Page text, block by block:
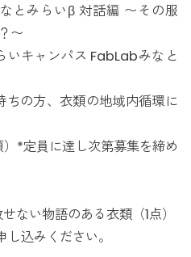
とみらいβ 対話編 〜その服
〜
いキャンパス FabLabみなと
ちの方、衣類の地域内循環に
*定員に達し次第募集を締め
ない物語のある衣類（1点）
し込みください。